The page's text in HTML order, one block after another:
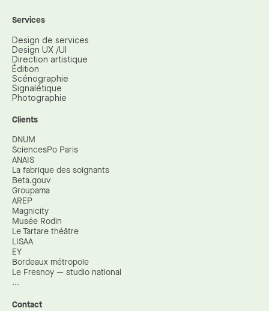
Services
Design de services
Design UX /UI
Direction artistique
Édition
Scénographie
Signalétique
Photographie
Clients
DNUM
SciencesPo Paris
ANAIS
La fabrique des soignants
Beta.gouv
Groupama
AREP
Magnicity
Musée Rodin
Le Tartare théâtre
LISAA
EY
Bordeaux métropole
Le Fresnoy — studio national
...
Contact